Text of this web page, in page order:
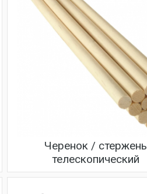
Черенок / стержень
телескопический